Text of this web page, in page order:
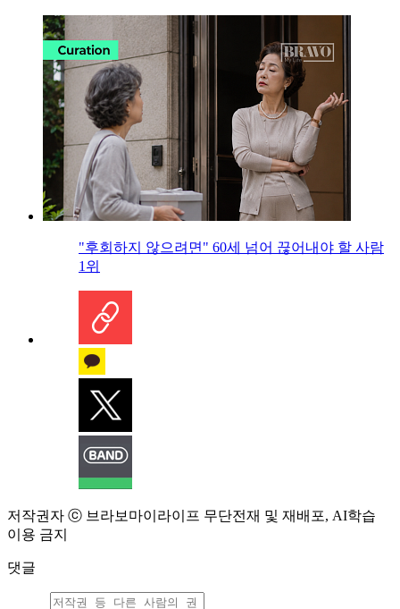
"후회하지 않으려면" 60세 넘어 끊어내야 할 사람
1위
저작권자 ⓒ 브라보마이라이프 무단전재 및 재배포, AI학습
이용 금지
댓글